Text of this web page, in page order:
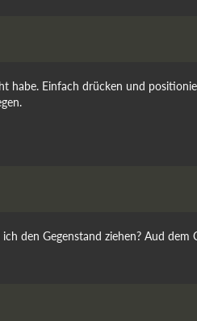
habe. Einfach drücken und
den Gegenstand ziehen? Aud dem